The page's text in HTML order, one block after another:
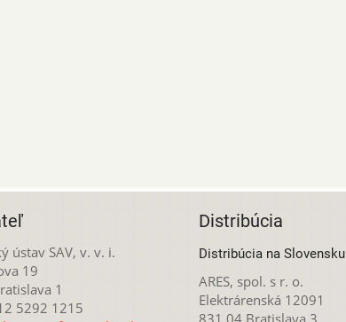
ústav SAV, v. v. i.
19
1
5292 1215
Distribúcia
Distribúcia na Slovensku
ARES, spol. s r. o.
Elektrárenská 12091
831 04 Bratislava 3